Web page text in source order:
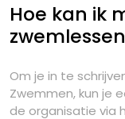
Hoe kan ik
Om je in te
Zwemmen, kun je
de organisatie via